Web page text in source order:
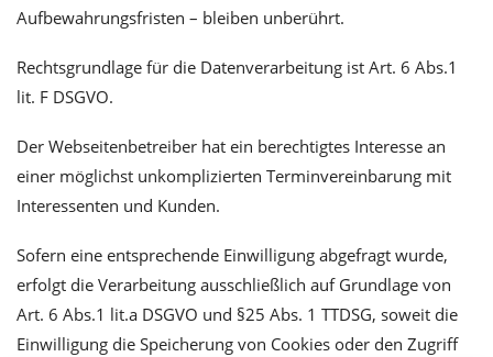
Aufbewahrungsfristen – bleiben unberührt.
Rechtsgrundlage für die Datenverarbeitung ist Art. 6 Abs.1
lit. F DSGVO.
Der Webseitenbetreiber hat ein berechtigtes Interesse an
einer möglichst unkomplizierten Terminvereinbarung mit
Interessenten und Kunden.
Sofern eine entsprechende Einwilligung abgefragt wurde,
erfolgt die Verarbeitung ausschließlich auf Grundlage von
Art. 6 Abs.1 lit.a DSGVO und §25 Abs. 1 TTDSG, soweit die
Einwilligung die Speicherung von Cookies oder den Zugriff